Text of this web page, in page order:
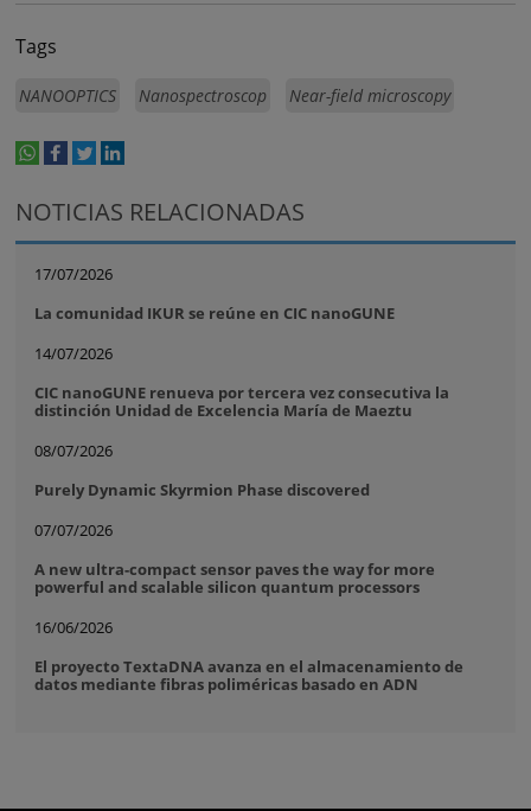
Tags
NANOOPTICS Nanospectroscop Near-field microscopy
NOTICIAS RELACIONADAS
17/07/2026
La comunidad IKUR se reúne en CIC nanoGUNE
14/07/2026
CIC nanoGUNE renueva por tercera vez consecutiva la
distinción Unidad de Excelencia María de Maeztu
08/07/2026
Purely Dynamic Skyrmion Phase discovered
07/07/2026
A new ultra-compact sensor paves the way for more
powerful and scalable silicon quantum processors
16/06/2026
El proyecto TextaDNA avanza en el almacenamiento de
datos mediante fibras poliméricas basado en ADN